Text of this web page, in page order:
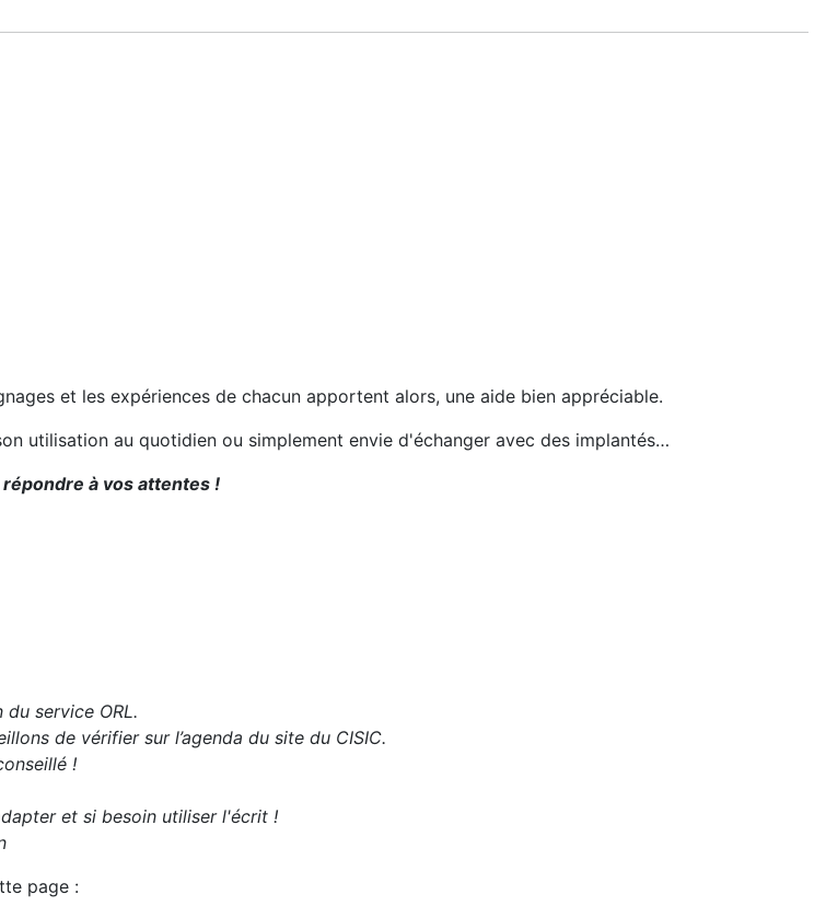
et les expériences de chacun apportent alors, une aide bien appréciable.
utilisation au quotidien ou simplement envie d'échanger avec des implantés…
à vos attentes !
du service ORL.
de vérifier sur l’agenda du site du CISIC.
!
et si besoin utiliser l'écrit !
page :